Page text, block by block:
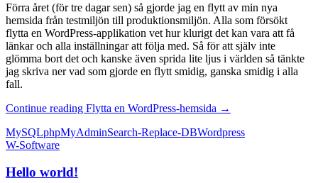
Förra året (för tre dagar sen) så gjorde jag en flytt av min nya
hemsida från testmiljön till produktionsmiljön. Alla som försökt
flytta en WordPress-applikation vet hur klurigt det kan vara att få
länkar och alla inställningar att följa med. Så för att själv inte
glömma bort det och kanske även sprida lite ljus i världen så tänkte
jag skriva ner vad som gjorde en flytt smidig, ganska smidig i alla
fall.
Continue reading Flytta en WordPress-hemsida →
MySQLphpMyAdminSearch-Replace-DBWordpress
W-Software
Hello world!